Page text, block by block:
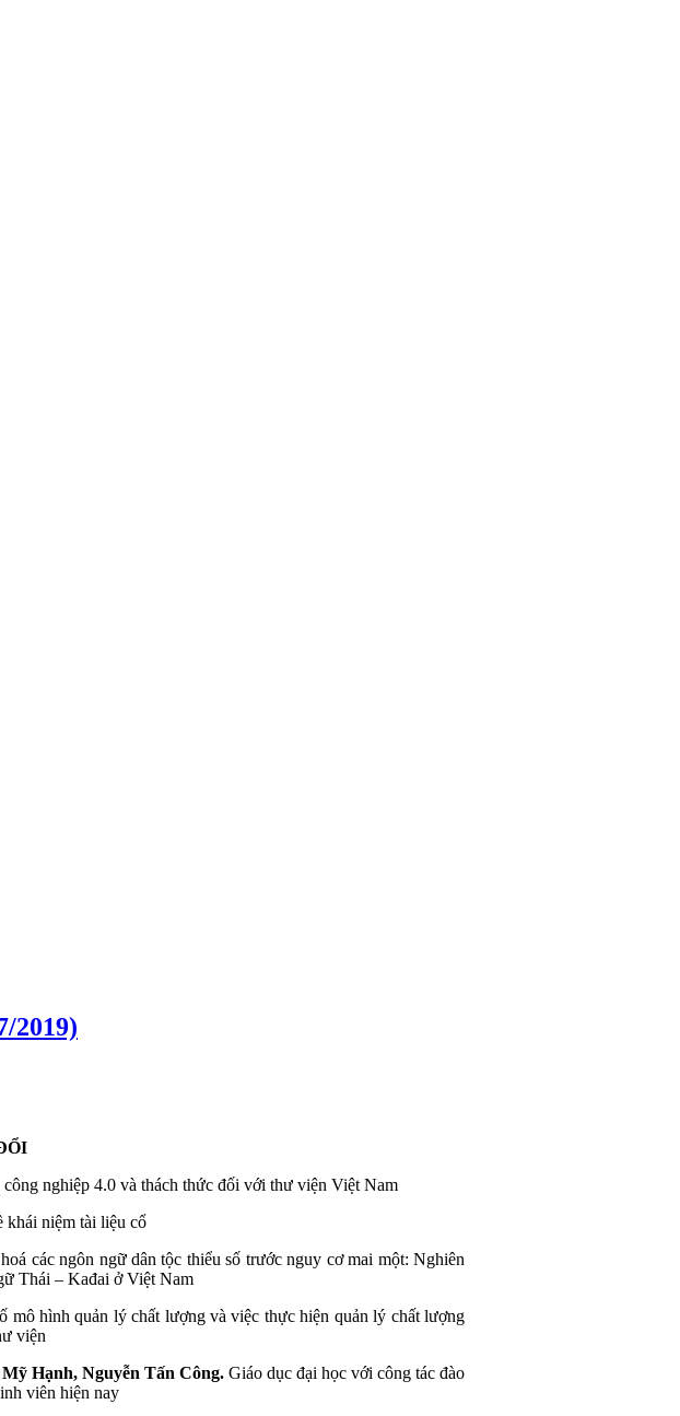
2019)
công nghiệp 4.0 và thách thức đối với thư viện Việt Nam
khái niệm tài liệu cổ
các ngôn ngữ dân tộc thiểu số trước nguy cơ mai một: Nghiên
Thái – Kađai ở Việt Nam
mô hình quản lý chất lượng và việc thực hiện quản lý chất lượng
viện
Hạnh, Nguyễn Tấn Công. Giáo dục đại học với công tác đào
viên hiện nay